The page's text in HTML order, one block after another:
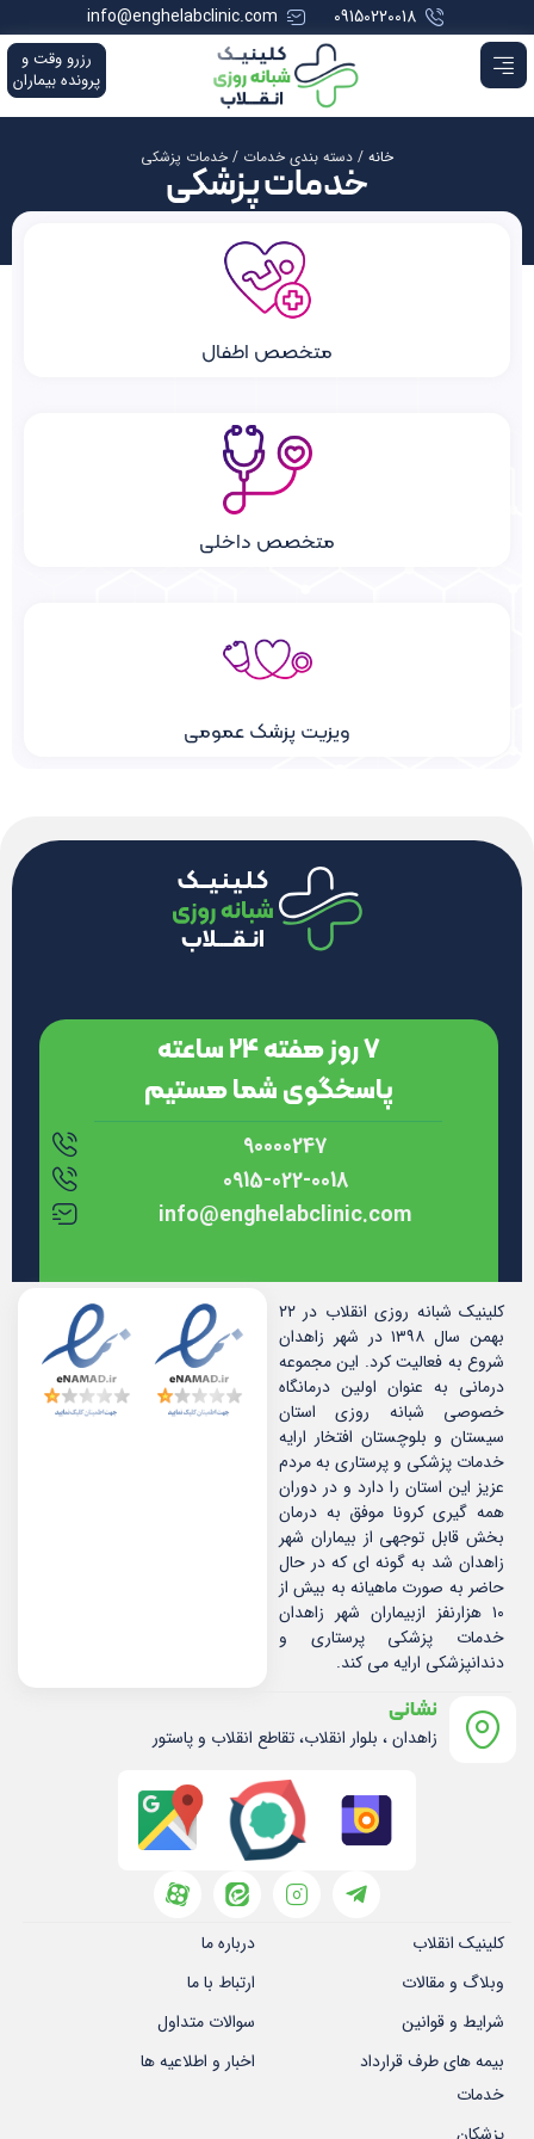
09150220018
info@enghelabclinic.com
رزرو وقت و
پرونده بیماران
خانه / دسته بندی خدمات / خدمات پزشکی
خدمات پزشکی
متخصص اطفال
متخصص داخلی
ویزیت پزشک عمومی
7 روز هفته 24 ساعته
پاسخگوی شما هستیم
90000247
0915-022-0018
info@enghelabclinic.com
کلینیک شبانه روزی انقلاب در ۲۲
بهمن سال ۱۳۹۸ در شهر زاهدان
شروع به فعالیت کرد. این مجموعه
درمانی به عنوان اولین درمانگاه
خصوصی شبانه روزی استان
سیستان و بلوچستان افتخار ارایه
خدمات پزشکی و پرستاری به مردم
عزیز این استان را دارد و در دوران
همه گیری کرونا موفق به درمان
بخش قابل توجهی از بیماران شهر
زاهدان شد به گونه ای که در حال
حاضر به صورت ماهیانه به بیش از
۱۰ هزارنفز ازبیماران شهر زاهدان
خدمات پزشکی پرستاری و
دندانپزشکی ارایه می کند.
نشانی
زاهدان ، بلوار انقلاب، تقاطع انقلاب و پاستور
کلینیک انقلاب
وبلاگ و مقالات
شرایط و قوانین
بیمه های طرف قرارداد
درباره ما
ارتباط با ما
سوالات متداول
اخبار و اطلاعیه ها
خدمات
پزشکان